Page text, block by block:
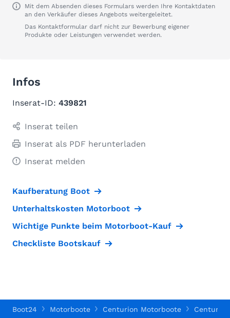
Mit dem Absenden dieses Formulars werden Ihre Kontaktdaten
an den Verkäufer dieses Angebots weitergeleitet.
Das Kontaktformular darf nicht zur Bewerbung eigener
Produkte oder Leistungen verwendet werden.
Infos
Inserat-ID: 439821
Inserat teilen
Inserat als PDF herunterladen
Inserat melden
Kaufberatung Boot
Unterhaltskosten Motorboot
Wichtige Punkte beim Motorboot-Kauf
Checkliste Bootskauf
Boot24 Motorboote Centurion Motorboote